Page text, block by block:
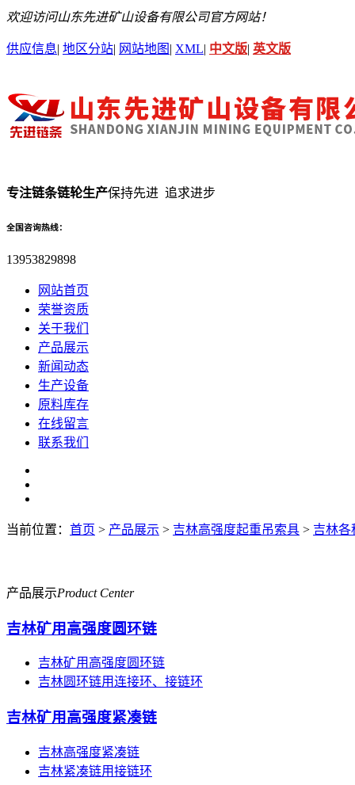
欢迎访问山东先进矿山设备有限公司官方网站！
供应信息| 地区分站| 网站地图 | XML| 中文版| 英文版
专注链条链轮生产保持先进 追求进步
全国咨询热线：
13953829898
网站首页
荣誉资质
关于我们
产品展示
新闻动态
生产设备
原料库存
在线留言
联系我们
当前位置： 首页 > 产品展示 > 吉林高强度起重吊索具 > 吉林各
产品展示Product Center
吉林矿用高强度圆环链
吉林矿用高强度圆环链
吉林圆环链用连接环、接链环
吉林矿用高强度紧凑链
吉林高强度紧凑链
吉林紧凑链用接链环